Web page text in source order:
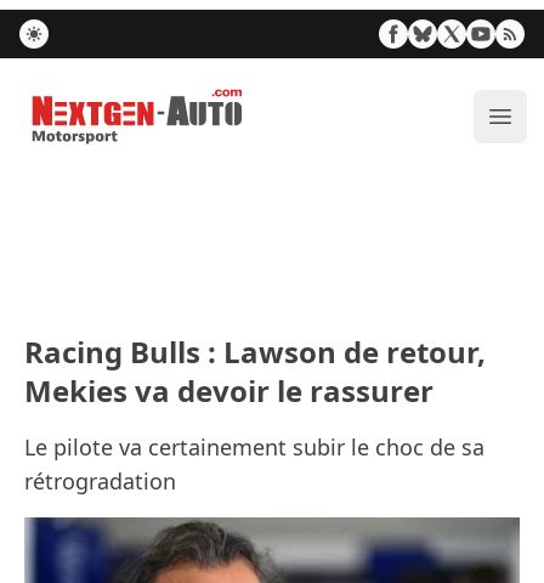
Nextgen-Auto.com
Racing Bulls : Lawson de retour,
Mekies va devoir le rassurer
Le pilote va certainement subir le choc de sa
rétrogradation